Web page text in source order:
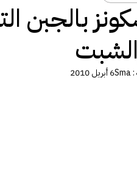
بالجبن
:
Sma6 أبريل 2010